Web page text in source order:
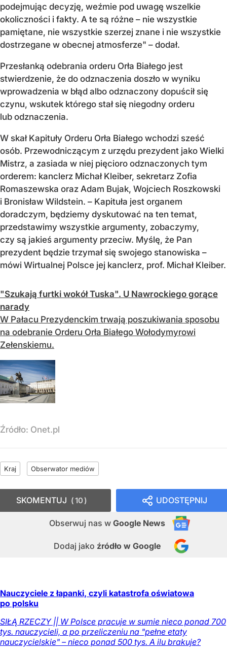
podejmując decyzję, weźmie pod uwagę wszelkie
okoliczności i fakty. A te są różne – nie wszystkie
pamiętane, nie wszystkie szerzej znane i nie wszystkie
dostrzegane w obecnej atmosferze" – dodał.
Przesłanką odebrania orderu Orła Białego jest
stwierdzenie, że do odznaczenia doszło w wyniku
wprowadzenia w błąd albo odznaczony dopuścił się
czynu, wskutek którego stał się niegodny orderu
lub odznaczenia.
W skał Kapituły Orderu Orła Białego wchodzi sześć
osób. Przewodniczącym z urzędu prezydent jako Wielki
Mistrz, a zasiada w niej pięcioro odznaczonych tym
orderem: kanclerz Michał Kleiber, sekretarz Zofia
Romaszewska oraz Adam Bujak, Wojciech Roszkowski
i Bronisław Wildstein. – Kapituła jest organem
doradczym, będziemy dyskutować na ten temat,
przedstawimy wszystkie argumenty, zobaczymy,
czy są jakieś argumenty przeciw. Myślę, że Pan
prezydent będzie trzymał się swojego stanowiska –
mówi Wirtualnej Polsce jej kanclerz, prof. Michał Kleiber.
"Szukają furtki wokół Tuska". U Nawrockiego gorące
narady
W Pałacu Prezydenckim trwają poszukiwania sposobu
na odebranie Orderu Orła Białego Wołodymyrowi
Zełenskiemu.
Źródło: Onet.pl
Kraj Obserwator mediów
UDOSTĘPNIJ
Obserwuj nas w Google News
Dodaj jako źródło w Google
SKOMENTUJ 10
Nauczyciele z łapanki, czyli katastrofa oświatowa
po polsku
SIŁĄ RZECZY || W Polsce pracuje w sumie nieco ponad 700
tys. nauczycieli, a po przeliczeniu na "pełne etaty
nauczycielskie" – nieco ponad 500 tys. A ilu brakuje?